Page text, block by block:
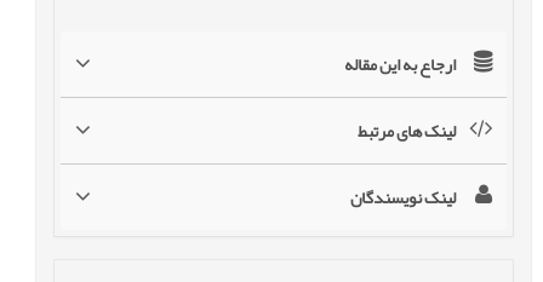
ارجاع به این مقاله
لینک های مرتبط
لینک نویسندگان